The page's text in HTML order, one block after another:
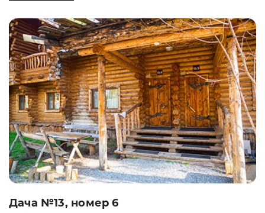
Дача №13, номер 6